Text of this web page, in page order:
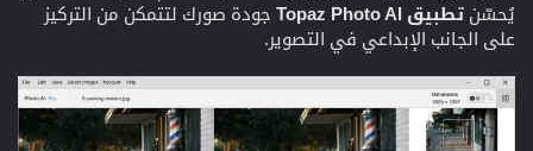
يُحسّن تطبيق Topaz Photo AI
جودة صورك لتتمكن من التركيز
على الجانب الإبداعي في التصوير.